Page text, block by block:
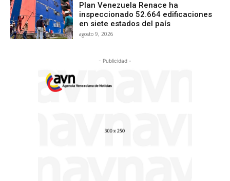
Plan Venezuela Renace ha
inspeccionado 52.664 edificaciones
en siete estados del país
agosto 9, 2026
- Publicidad -